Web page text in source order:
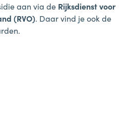
aan via de Rijksdienst voor
(RVO). Daar vind je ook de